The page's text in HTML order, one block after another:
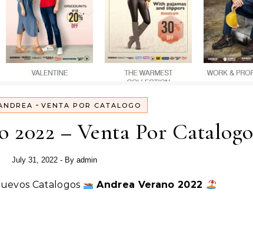
- VENTA POR CATALOGO
2022 – Venta Por Catalogo
July 31, 2022 - By admin
Catalogos Andrea Verano 2022